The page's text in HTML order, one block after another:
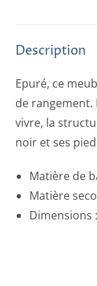
Description
Epuré, ce
de rangement.
vivre, la
noir et ses
Matière de
Matière
Dimensions